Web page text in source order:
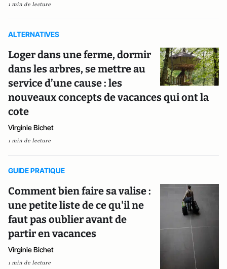
1 min de lecture
ALTERNATIVES
Loger dans une ferme, dormir
dans les arbres, se mettre au
service d’une cause : les
nouveaux concepts de vacances qui ont la
cote
Virginie Bichet
1 min de lecture
GUIDE PRATIQUE
Comment bien faire sa valise :
une petite liste de ce qu'il ne
faut pas oublier avant de
partir en vacances
Virginie Bichet
1 min de lecture